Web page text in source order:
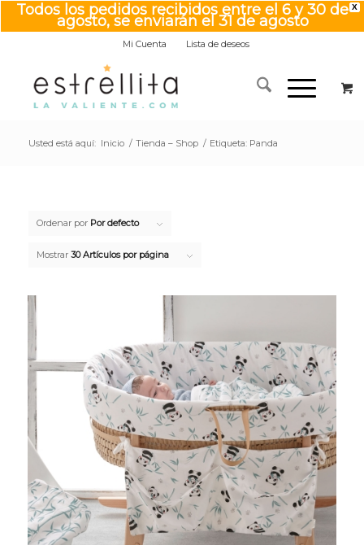
X
Todos los pedidos recibidos entre el 6 y 30 de
agosto, se enviarán el 31 de agosto
Mi Cuenta Lista de deseos
Usted está aquí: Inicio / Tienda – Shop / Etiqueta: Panda
Ordenar por Por defecto
Mostrar 30 Artículos por página